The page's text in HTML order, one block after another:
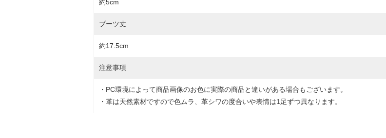
約5cm
ブーツ丈
約17.5cm
注意事項
・PC環境によって商品画像のお色に実際の商品と違いがある場合もございます。
・革は天然素材ですので色ムラ、革シワの度合いや表情は1足ずつ異なります。